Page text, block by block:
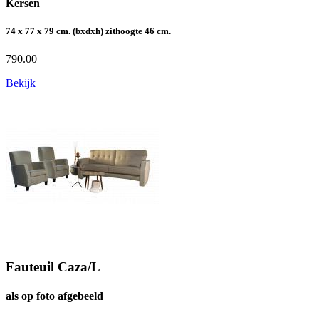
Kersen
74 x 77 x 79 cm. (bxdxh) zithoogte 46 cm.
790.00
Bekijk
Fauteuil Caza/L
als op foto afgebeeld